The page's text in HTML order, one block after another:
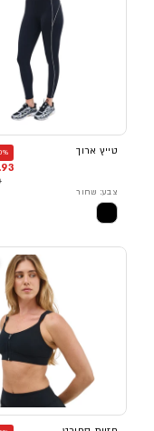
טייץ ארוך 30%
₪
צבע: שחור